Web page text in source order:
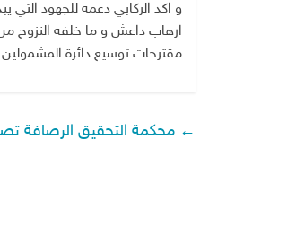
و اكد الركابي دعمه للجهود التي
ارهاب داعش و ما خلفه النزوح من
مقترحات توسيع دائرة المشمولين
← محكمة التحقيق الرصافة